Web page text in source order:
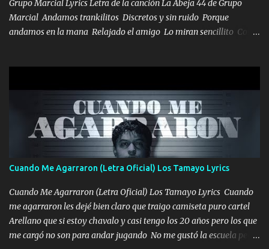
Grupo Marcial Lyrics Letra de la canción La Abeja 44 de Grupo
Marcial Andamos trankilitos Discretos y sin ruido Porque
andamos en la mana Relajado el amigo Lo miran sencillito Con
coronamos Se jala los marciales Y sus guitarras ya van sonando
Un gallardo me prendo Para agarrar el vuelo y la mente y
tranquilizando Tomense un buen trago Y así es como empezamos
los versos que voy cantando (Music) A vido alta y bajas La carreta
se atora Pero nunca le aflojamos Ya me han pasado cosas Y
aunque ustedes no sepan Pero la vida es muy corta Hay que
echarle chingazos Y seguir trabajando porque nada es...
Cuando Me Agarraron (Letra Oficial) Los Tamayo Lyrics
Cuando Me Agarraron (Letra Oficial) Los Tamayo Lyrics Cuando
me agarraron les dejé bien claro que traigo camiseta puro cartel
Arellano que si estoy chavalo y casi tengo los 20 años pero los que
me cargó no son para andar jugando No me gustó la escuela pero